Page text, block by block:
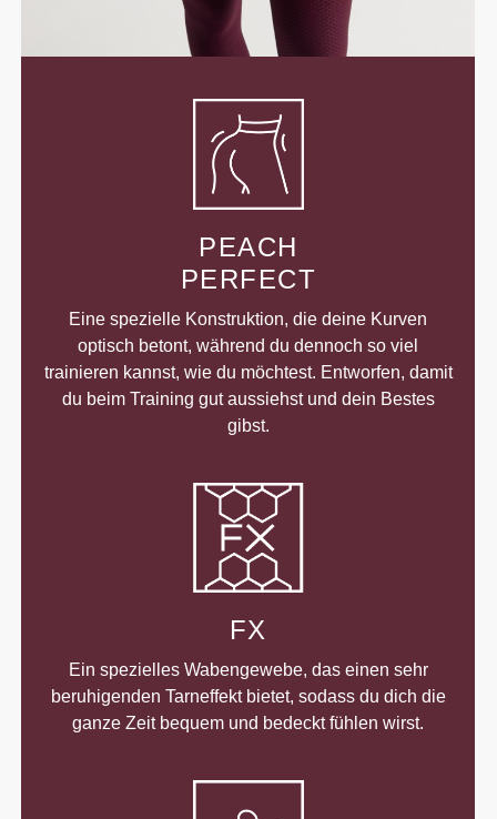
PEACH
PERFECT
Eine spezielle Konstruktion, die deine Kurven
optisch betont, während du dennoch so viel
trainieren kannst, wie du möchtest. Entworfen, damit
du beim Training gut aussiehst und dein Bestes
gibst.
FX
Ein spezielles Wabengewebe, das einen sehr
beruhigenden Tarneffekt bietet, sodass du dich die
ganze Zeit bequem und bedeckt fühlen wirst.